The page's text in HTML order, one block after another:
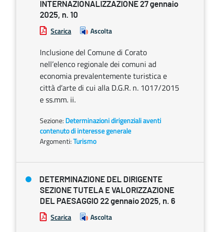
INTERNAZIONALIZZAZIONE 27 gennaio
2025, n. 10
Scarica Ascolta
Inclusione del Comune di Corato
nell’elenco regionale dei comuni ad
economia prevalentemente turistica e
città d’arte di cui alla D.G.R. n. 1017/2015
e ss.mm. ii.
Sezione: Determinazioni dirigenziali aventi
contenuto di interesse generale
Argomenti:Turismo
DETERMINAZIONE DEL DIRIGENTE
SEZIONE TUTELA E VALORIZZAZIONE
DEL PAESAGGIO 22 gennaio 2025, n. 6
Scarica Ascolta